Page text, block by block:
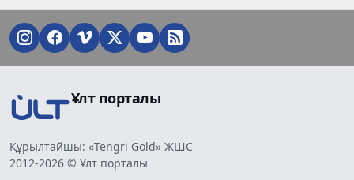
Ұлт порталы
Құрылтайшы: «Tengri Gold» ЖШС
2012-2026 © Ұлт порталы